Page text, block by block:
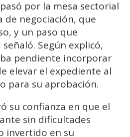
por la mesa sectorial
de negociación, que
y un paso que
Según explicó,
pendiente incorporar
elevar el expediente al
para su aprobación.
su confianza en que el
sin dificultades
invertido en su